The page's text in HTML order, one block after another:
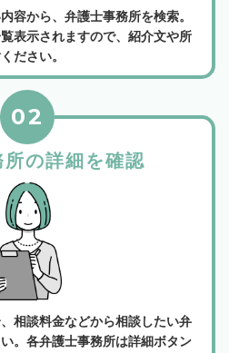
容から、弁護士事務所を検索。
表示されますので、紹介文や所
ださい。
の詳細を確認
02
相談料金などから相談したい弁
。各弁護士事務所は詳細ボタン